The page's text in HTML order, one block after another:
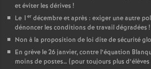
et éviter les dérives !
Le 1 er décembre et après : exiger une autre
dénoncer les conditions de travail dégradées !
Non à la proposition de loi dite de sécurité
En grève le 26 janvier, contre l’équation
moins de postes… (pour toujours plus d’élèves